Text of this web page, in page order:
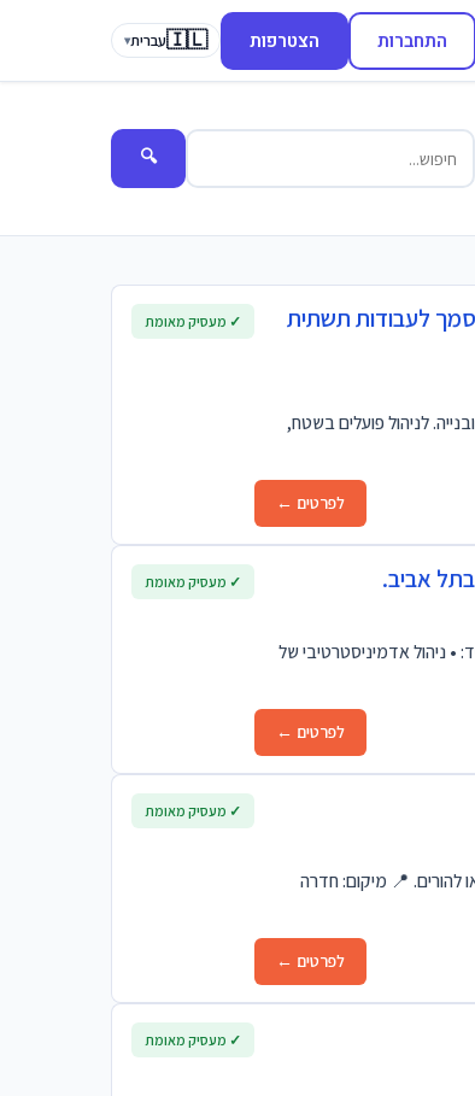
התחברות הצטרפות 🇮🇱עברית▾
🔍
לעבודות תשתית
לניהול פועלים בשטח,
לפרטים ←
✓ מעסיק מאומת
אביב.
ניהול אדמיניסטרטיבי של
לפרטים ←
✓ מעסיק מאומת
להורים. 📍 מיקום: חדרה
לפרטים ←
✓ מעסיק מאומת
✓ מעסיק מאומת